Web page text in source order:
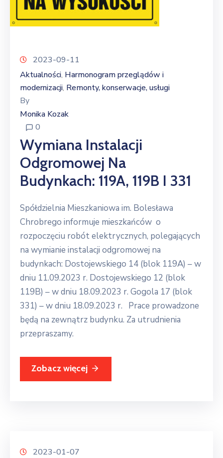
2023-09-11
Aktualności‚ Harmonogram przeglądów i
modernizacji‚ Remonty, konserwacje, usługi
By
Monika Kozak
0
Wymiana Instalacji
Odgromowej Na
Budynkach: 119A, 119B I 331
Spółdzielnia Mieszkaniowa im. Bolesława
Chrobrego informuje mieszkańców o
rozpoczęciu robót elektrycznych, polegających
na wymianie instalacji odgromowej na
budynkach: Dostojewskiego 14 (blok 119A) – w
dniu 11.09.2023 r. Dostojewskiego 12 (blok
119B) – w dniu 18.09.2023 r. Gogola 17 (blok
331) – w dniu 18.09.2023 r. Prace prowadzone
będą na zewnątrz budynku. Za utrudnienia
przepraszamy.
Zobacz więcej
2023-01-07